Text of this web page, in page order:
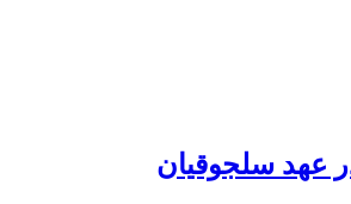
عهد سلجوقیان